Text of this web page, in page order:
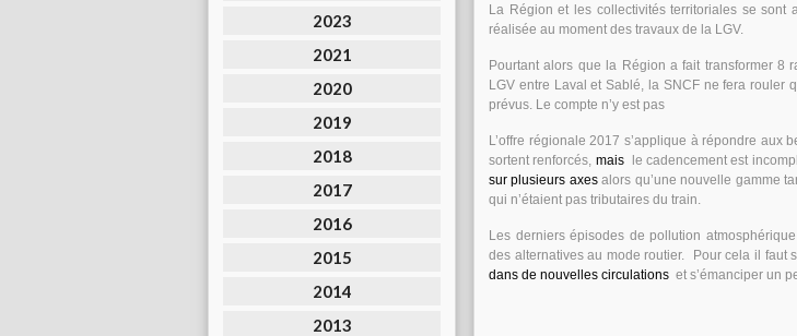
2023
2021
2020
2019
2018
2017
2016
2015
2014
2013
La Région et les collectivités territoriales se sont
réalisée au moment des travaux de la LGV.
Pourtant alors que la Région a fait transformer 8
LGV entre Laval et Sablé, la SNCF ne fera
prévus. Le compte n’y est pas
L’offre régionale 2017 s’applique à répondre aux
sortent renforcés, mais le cadencement est
sur plusieurs axesalors qu’une nouvelle gamme
qui n’étaient pas tributaires du train.
Les derniers épisodes de pollution
des alternatives au mode routier. Pour cela il faut
dans de nouvelles circulations et s’émanciper un